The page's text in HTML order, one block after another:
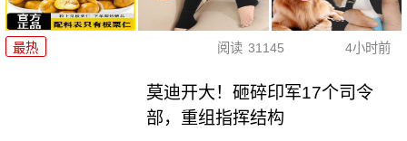
最热 阅读 31145 4小时前
莫迪开大！砸碎印军17个司令
部，重组指挥结构